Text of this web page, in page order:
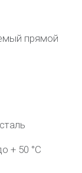
прямой
+ 50 °C